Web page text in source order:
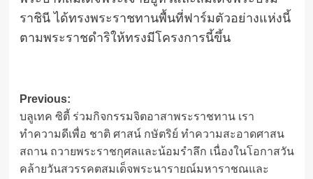
ราชินี ได้ทรงพระราชทานพื้นที่ฟาร์มตัวอย่างแห่งนี้
ตามพระราชดำริให้ทรงมีโครงการนี้ขึ้น
Post
navigation
Previous:
บลูเทค ซิตี้ ร่วมกิจกรรมจิตอาสาพระราชทาน เรา
ทำความดีเพื่อ ชาติ ศาสน์ กษัตริย์ ทำความสะอาดศาสน
สถาน ถวายพระราชกุศลและน้อมรำลึก เนื่องในโอกาสวัน
คล้ายวันสวรรคตสมเด็จพระนารายณ์มหาราชณและ